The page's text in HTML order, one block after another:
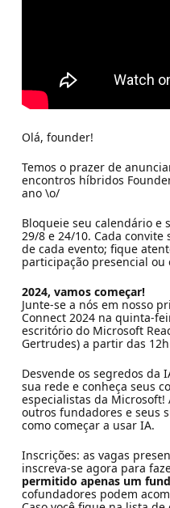
Olá, founder!
Temos o prazer de
encontros híbridos
ano \o/
Bloqueie seu calendário e
29/8 e 24/10. Cada
de cada evento; fique
participação presencial ou
2024, vamos começar!
Junte-se a nós em nosso
Connect 2024 na quinta-
escritório do Microsoft
Gertrudes) a partir das
Desvende os segredos da
sua rede e conheça seus
especialistas da Microsoft!
outros fundadores e seus
como começar a usar IA.
Inscrições: as vagas
inscreva-se agora para
permitido apenas um
cofundadores podem